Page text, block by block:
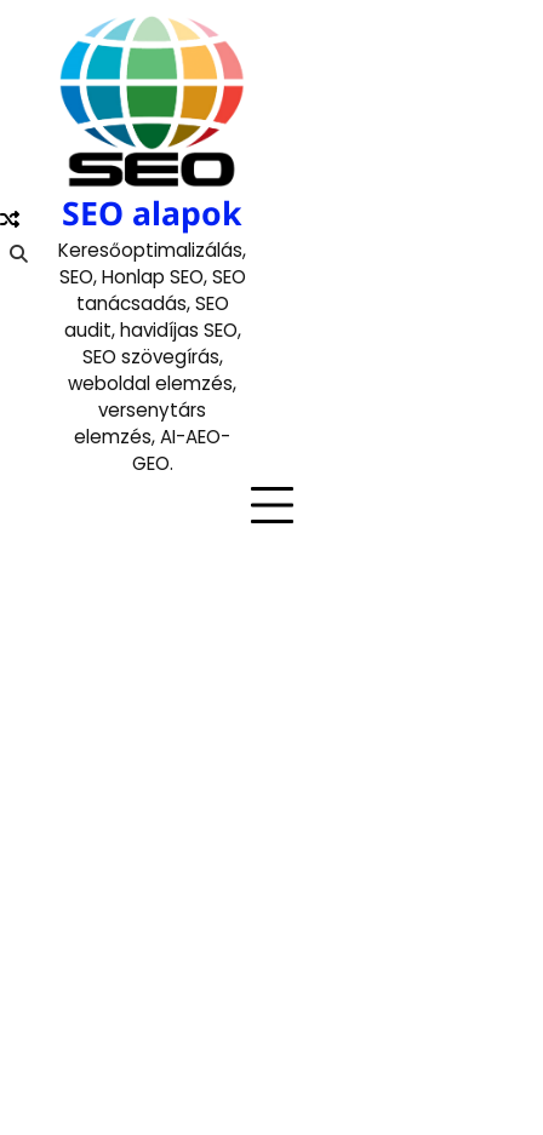
content
SEO alapok
Keresőoptimalizálás,
SEO, Honlap SEO, SEO
tanácsadás, SEO
audit, havidíjas SEO,
SEO szövegírás,
weboldal elemzés,
versenytárs
elemzés, AI-AEO-
GEO.